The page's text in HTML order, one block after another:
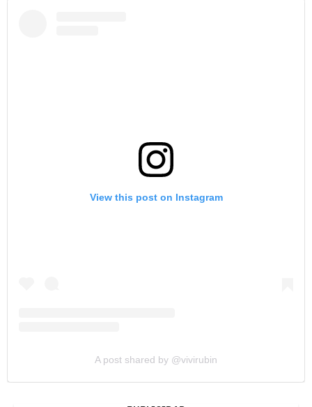
View this post on Instagram
A post shared by @vivirubin